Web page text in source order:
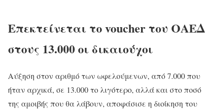
Επεκτείνεται το voucher του ΟΑΕΔ
στους 13.000 οι δικαιούχοι
Αύξηση στον αριθμό των ωφελούμενων, από 7.000 που
ήταν αρχικά, σε 13.000 το λιγότερο, αλλά και στο ποσό
της αμοιβής που θα λάβουν, αποφάσισε η διοίκηση του